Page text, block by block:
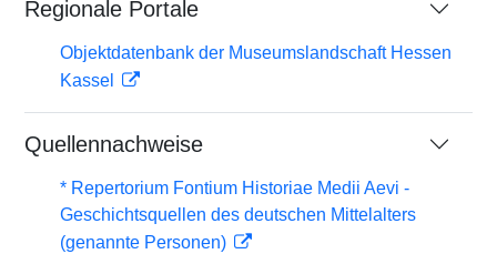
Regionale Portale
Objektdatenbank der Museumslandschaft Hessen
Kassel
Quellennachweise
* Repertorium Fontium Historiae Medii Aevi -
Geschichtsquellen des deutschen Mittelalters
(genannte Personen)